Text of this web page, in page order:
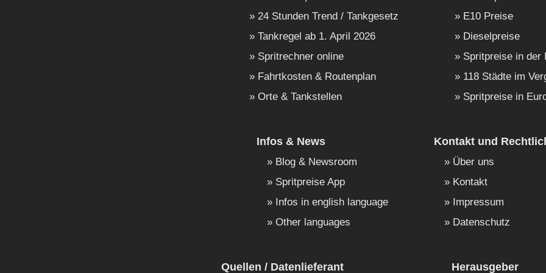
24 Stunden Trend / Tankgesetz
Tankregel ab 1. April 2026
Spritrechner online
Fahrtkosten & Routenplan
Orte & Tankstellen
E10 Preise
Dieselpreise
Spritpreise in der
118 Städte im
Spritpreise in
Infos & News
Blog & Newsroom
Spritpreise App
Infos in english language
Other languages
Kontakt und
Über uns
Kontakt
Impressum
Datenschutz
Quellen / Datenlieferant Herausgeber